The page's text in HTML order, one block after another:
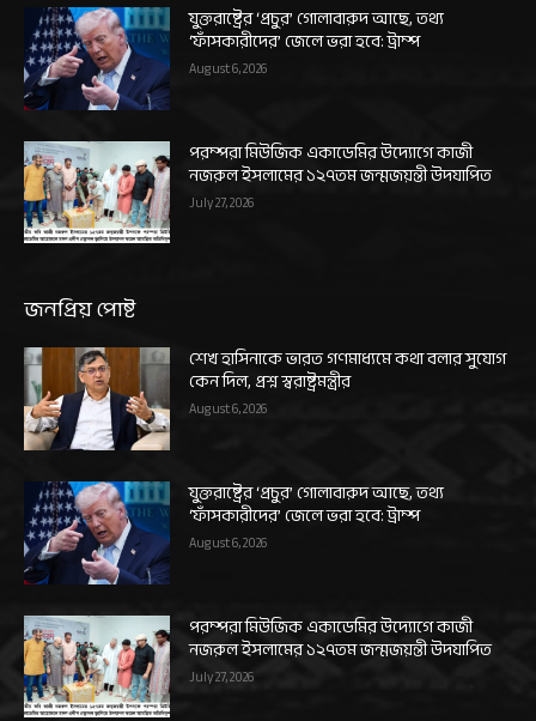
যুক্তরাষ্ট্রের ‘প্রচুর’ গোলাবারুদ আছে, তথ্য
‘ফাঁসকারীদের’ জেলে ভরা হবে: ট্রাম্প
August 6, 2026
পরম্পরা মিউজিক একাডেমির উদ্যোগে কাজী
নজরুল ইসলামের ১২৭তম জন্মজয়ন্তী উদযাপিত
July 27, 2026
জনপ্রিয় পোষ্ট
শেখ হাসিনাকে ভারত গণমাধ্যমে কথা বলার সুযোগ
কেন দিল, প্রশ্ন স্বরাষ্ট্রমন্ত্রীর
August 6, 2026
যুক্তরাষ্ট্রের ‘প্রচুর’ গোলাবারুদ আছে, তথ্য
‘ফাঁসকারীদের’ জেলে ভরা হবে: ট্রাম্প
August 6, 2026
পরম্পরা মিউজিক একাডেমির উদ্যোগে কাজী
নজরুল ইসলামের ১২৭তম জন্মজয়ন্তী উদযাপিত
July 27, 2026